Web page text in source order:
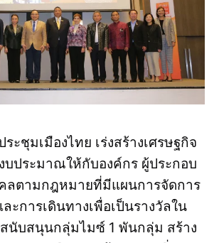
ระชุมเมืองไทย เร่งสร้างเศรษฐกิจ
บประมาณให้กับองค์กร ผู้ประกอบ
ลตามกฎหมายที่มีแผนการจัดการ
ะการเดินทางเพื่อเป็นรางวัลใน
สนับสนุนกลุ่มไมซ์ 1 พันกลุ่ม สร้าง